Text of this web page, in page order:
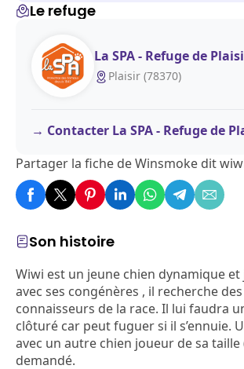
Son histoire
Wiwi est un jeune chien dynamique et
avec ses congénères , il recherche
connaisseurs de la race. Il lui faudra
clôturé car peut fuguer si il s’ennuie.
avec un autre chien joueur de sa
demandé.
Le refuge
La SPA - Refuge de
Plaisir (78370)
Contacter La SPA - Refuge de
Partager la fiche de Winsmoke dit